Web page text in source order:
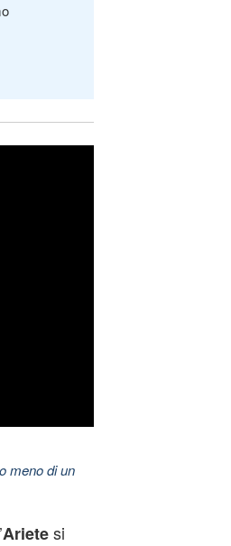
meno di un
Arietesi